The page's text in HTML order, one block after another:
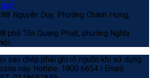
mật
Nguyễn Duy, Phường Chánh Hưng,
phố Tôn Quang Phiệt, phường Nghĩa
sao chép phải ghi rõ nguồn khi sử dụng
này. Hotline: 1900 6654 I Email: